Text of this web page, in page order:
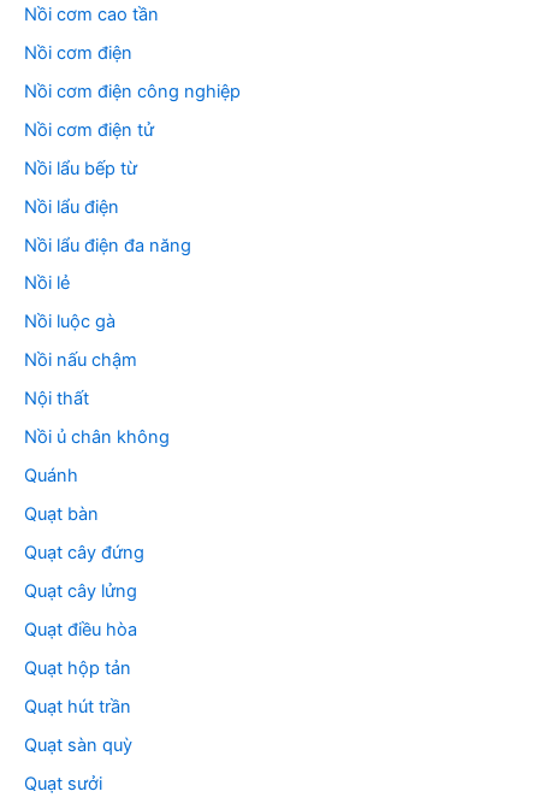
Nồi cơm cao tần
Nồi cơm điện
Nồi cơm điện công nghiệp
Nồi cơm điện tử
Nồi lẩu bếp từ
Nồi lẩu điện
Nồi lẩu điện đa năng
Nồi lẻ
Nồi luộc gà
Nồi nấu chậm
Nội thất
Nồi ủ chân không
Quánh
Quạt bàn
Quạt cây đứng
Quạt cây lửng
Quạt điều hòa
Quạt hộp tản
Quạt hút trần
Quạt sàn quỳ
Quạt sưởi